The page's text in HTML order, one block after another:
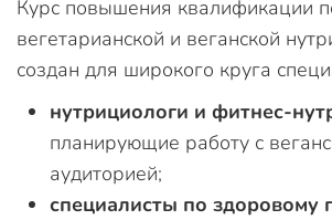
Курс повышения квалификации
вегетарианской и веганской
создан для широкого круга
нутрициологи и фитнес-
планирующие работу с
аудиторией;
специалисты по здоровому